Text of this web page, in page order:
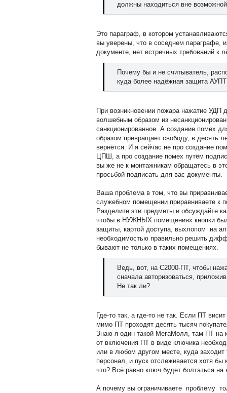
должны находиться вне
Это параграф, в котором
вы уверены, что в соседнем параграфе,
документе, нет встречных требований к
Почему бы и не считыватель,
куда более надёжная защита АУПТ
При возникновении пожара нажатие УДП
волшебным образом из
санкционированное. А создание помех
образом превращает свободу, в десять
вернётся. И я сейчас не про создание
ЦПШ, а про создание помех путём
вы же не к монтажникам обращатесь в
просьбой подписать для вас документы.
Ваша проблема в том, что вы
служебном помещении приравниваете к
Разделите эти предметы и обсуждайте
чтобы в НУЖНЫХ помещениях кнопки
защиты, картой доступа, выхлопом на
необходимостью правильно решить
бывают не только в таких помещениях.
Ведь, вот, на С2000-ПТ, чтобы
сначала авторизоваться,
Не так ли?
Где-то так, а где-то не так. Если ПТ
мимо ПТ проходят десять тысяч
Знаю я один такой МегаМолл, там ПТ на
от включения ПТ в виде ключика
или в любом другом месте, куда заходит
персонал, и пуск отслеживается хотя
что? Всё равно ключ будет болтаться
А почему вы ограничиваете проблему